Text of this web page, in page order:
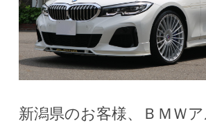
新潟県のお客様、ＢＭＷ